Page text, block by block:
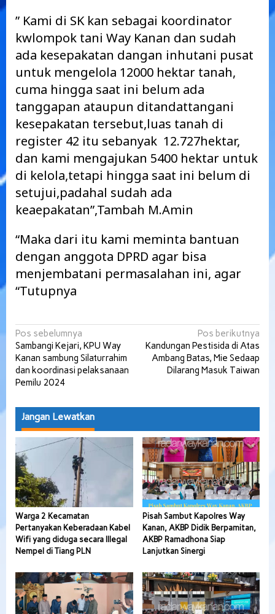
” Kami di SK kan sebagai koordinator
kwlompok tani Way Kanan dan sudah
ada kesepakatan dangan inhutani pusat
untuk mengelola 12000 hektar tanah,
cuma hingga saat ini belum ada
tanggapan ataupun ditandattangani
kesepakatan tersebut,luas tanah di
register 42 itu sebanyak 12.727hektar,
dan kami mengajukan 5400 hektar untuk
di kelola,tetapi hingga saat ini belum di
setujui,padahal sudah ada
keaepakatan”,Tambah M.Amin
“Maka dari itu kami meminta bantuan
dengan anggota DPRD agar bisa
menjembatani permasalahan ini, agar
“Tutupnya
Navigasi
pos
Pos sebelumnya
Sambangi Kejari, KPU Way
Kanan sambung Silaturrahim
dan koordinasi pelaksanaan
Pemilu 2024
Pos berikutnya
Kandungan Pestisida di Atas
Ambang Batas, Mie Sedaap
Dilarang Masuk Taiwan
Jangan Lewatkan
Warga 2 Kecamatan
Pertanyakan Keberadaan Kabel
Wifi yang diduga secara Illegal
Nempel di Tiang PLN
Pisah Sambut Kapolres Way
Kanan, AKBP Didik Berpamitan,
AKBP Ramadhona Siap
Lanjutkan Sinergi